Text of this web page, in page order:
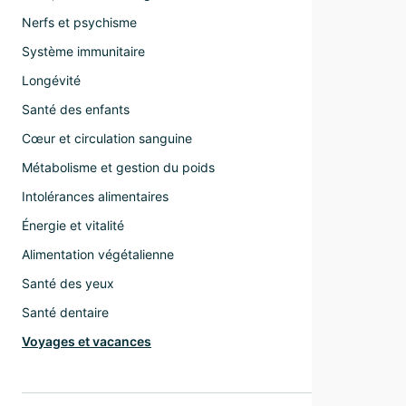
Nerfs et psychisme
Système immunitaire
Longévité
Santé des enfants
Cœur et circulation sanguine
Métabolisme et gestion du poids
Intolérances alimentaires
Énergie et vitalité
Alimentation végétalienne
Santé des yeux
Santé dentaire
Voyages et vacances